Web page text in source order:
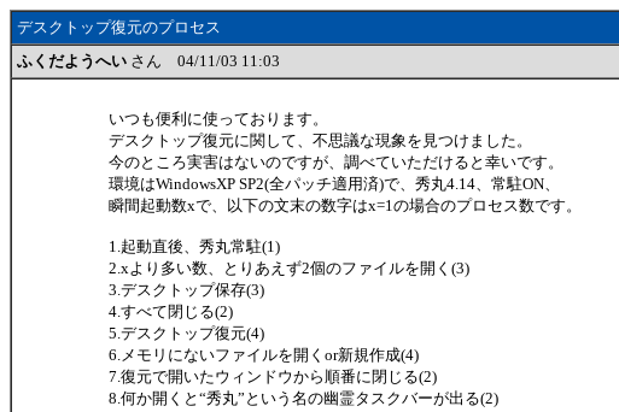
デスクトップ復元のプロセス
ふくだようへい さん 04/11/03 11:03
いつも便利に使っております。
デスクトップ復元に関して、不思議な現象を見つけました。
今のところ実害はないのですが、調べていただけると幸いです。
環境はWindowsXP SP2(全パッチ適用済)で、秀丸4.14、常駐ON、
瞬間起動数xで、以下の文末の数字はx=1の場合のプロセス数です。
1.起動直後、秀丸常駐(1)
2.xより多い数、とりあえず2個のファイルを開く(3)
3.デスクトップ保存(3)
4.すべて閉じる(2)
5.デスクトップ復元(4)
6.メモリにないファイルを開くor新規作成(4)
7.復元で開いたウィンドウから順番に閉じる(2)
8.何か開くと“秀丸”という名の幽霊タスクバーが出る(2)